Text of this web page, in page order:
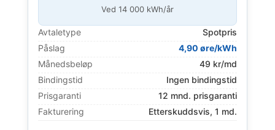
Ved 14 000 kWh/år
Avtaletype
Spotpris
Påslag
4,90 øre/kWh
Månedsbeløp
49 kr/md
Bindingstid
Ingen bindingstid
Prisgaranti
12 mnd. prisgaranti
Fakturering
Etterskuddsvis, 1 md.